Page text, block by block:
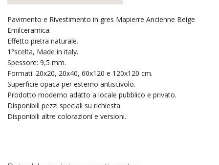
Pavimento e Rivestimento in gres Mapierre Ancienne Beige
Emilceramica.
Effetto pietra naturale.
1°scelta, Made in italy.
Spessore: 9,5 mm.
Formati: 20x20, 20x40, 60x120 e 120x120 cm.
Superficie opaca per esterno antiscivolo.
Prodotto moderno adatto a locale pubblico e privato.
Disponibili pezzi speciali su richiesta.
Disponibili altre colorazioni e versioni.